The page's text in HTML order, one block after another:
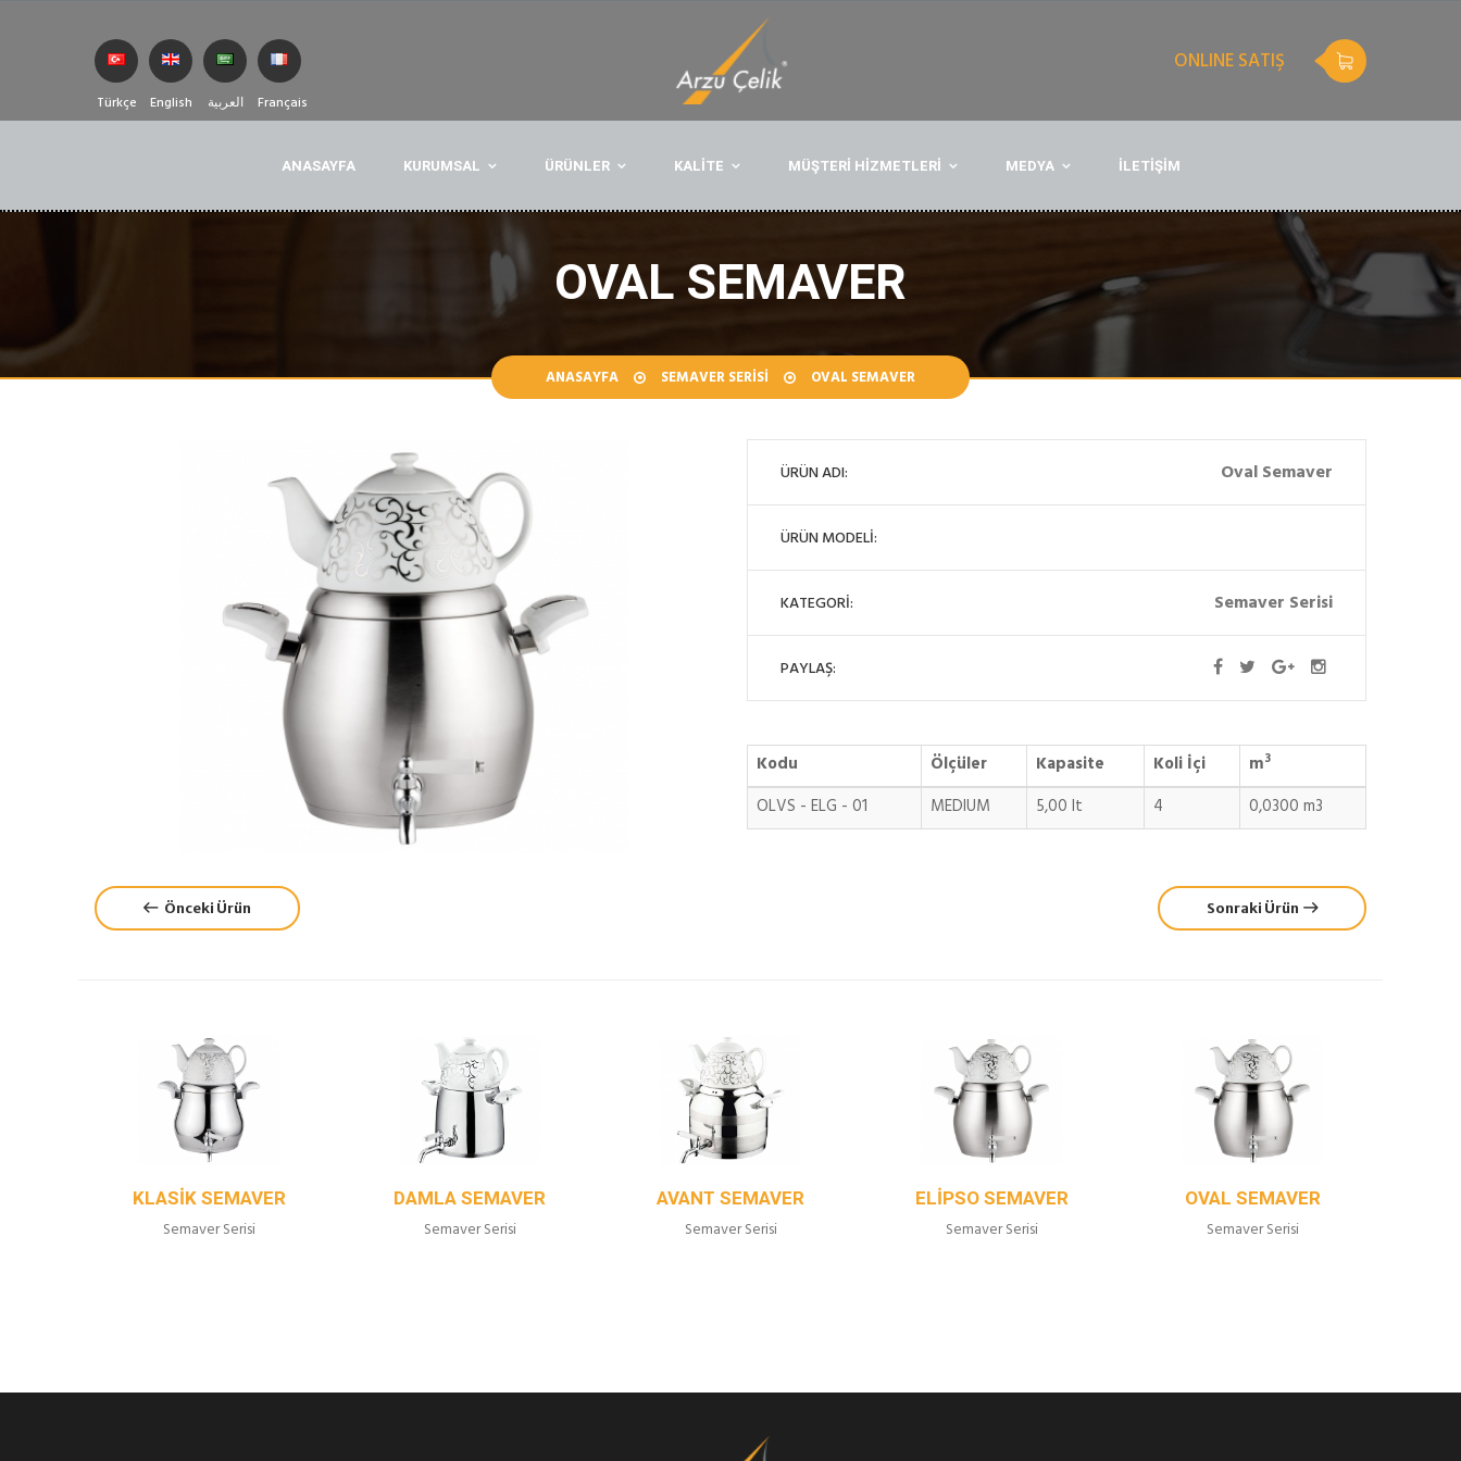
Türkçe English العربية Français
ONLINE SATIŞ
ANASAYFA KURUMSAL ÜRÜNLER KALİTE MÜŞTERİ HİZMETLERİ MEDYA İLETİŞİM
OVAL SEMAVER
ANASAYFA SEMAVER SERISI OVAL SEMAVER
ÜRÜN ADI: Oval Semaver
ÜRÜN MODELİ:
KATEGORİ: Semaver Serisi
PAYLAŞ:
Kodu Ölçüler Kapasite Koli İçi m3
OLVS - ELG - 01 MEDIUM 5,00 lt 4 0,0300 m3
Önceki Ürün Sonraki Ürün
KLASIK SEMAVER
Semaver Serisi
DAMLA SEMAVER
Semaver Serisi
AVANT SEMAVER
Semaver Serisi
ELIPSO SEMAVER
Semaver Serisi
OVAL SEMAVER
Semaver Serisi